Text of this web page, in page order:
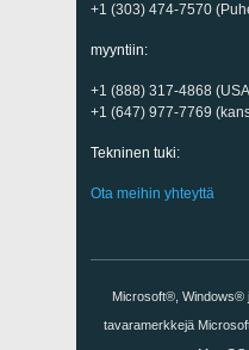
+1 (303) 474-7570
myyntiin:
+1 (888) 317-4868
+1 (647) 977-7769
Tekninen tuki:
Ota meihin yhteyttä
Microsoft®, Windows®
tavaramerkkejä